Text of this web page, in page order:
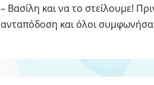
– Βασίλη και να το στείλουμε!
ανταπόδοση και όλοι